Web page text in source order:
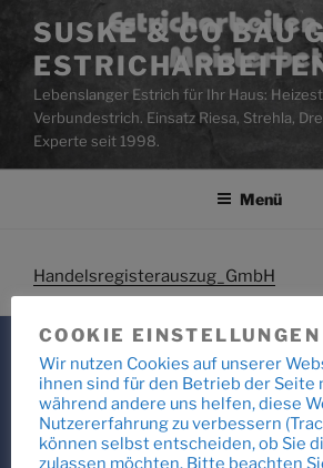
Inhalt
springen
SUSKE & CO BAU
Lebenslanger Estrich für Ihr Haus:
Verbundestrich. Einsatz Riesa, Strehla,
Experte seit 1998.
Menü
Handelsregisterauszug_GmbH
LASS UNS MITEINANDER
📞 +49 35264 22391
COOKIE EINSTELLUNGEN
Wir nutzen Cookies auf unserer
ihnen sind für den Betrieb der Seite
während andere uns helfen, diese
Nutzererfahrung zu verbessern
können selbst entscheiden, ob Sie
zulassen möchten. Bitte beachten